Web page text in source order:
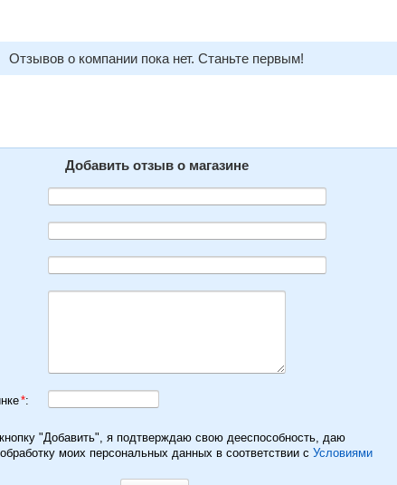
Отзывов о компании пока нет. Станьте первым!
Добавить отзыв о магазине
*:
"Добавить", я подтверждаю свою дееспособность, даю
моих персональных данных в соответствии с Условиями